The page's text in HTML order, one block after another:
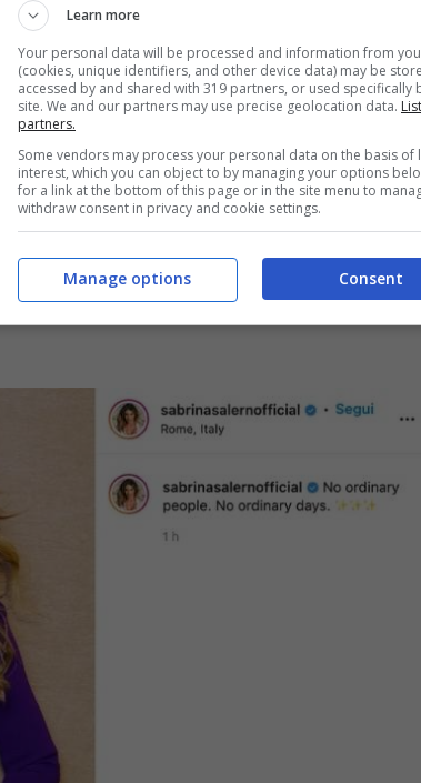
viola che fa
Learn more
Your personal data will be processed and information from
(cookies, unique identifiers, and other device data) may be
accessed by and shared with 319 partners, or used specifically
site. We and our partners may use precise geolocation data.
partners.
Some vendors may process your personal data on the basis of
interest, which you can object to by managing your options
for a link at the bottom of this page or in the site menu to
withdraw consent in privacy and cookie settings.
Consent
Manage options